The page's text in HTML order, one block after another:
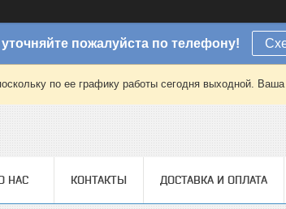
пожалуйста по телефону!
по ее графику работы сегодня выходной.
НАС КОНТАКТЫ ДОСТАВКА И ОПЛАТА